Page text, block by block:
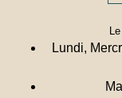
Lundi,